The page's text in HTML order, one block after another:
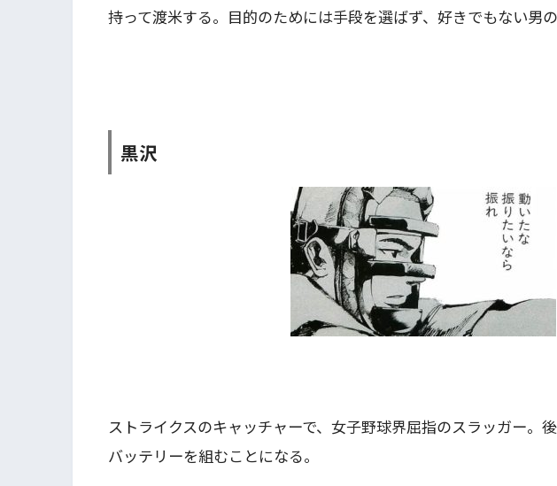
持って渡米する。目的のためには手段を選ばず、好きでもない男
黒沢
ストライクスのキャッチャーで、女子野球界屈指のスラッガー。
バッテリーを組むことになる。